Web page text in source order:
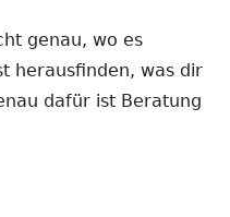
genau, wo es
herausfinden, was dir
dafür ist Beratung